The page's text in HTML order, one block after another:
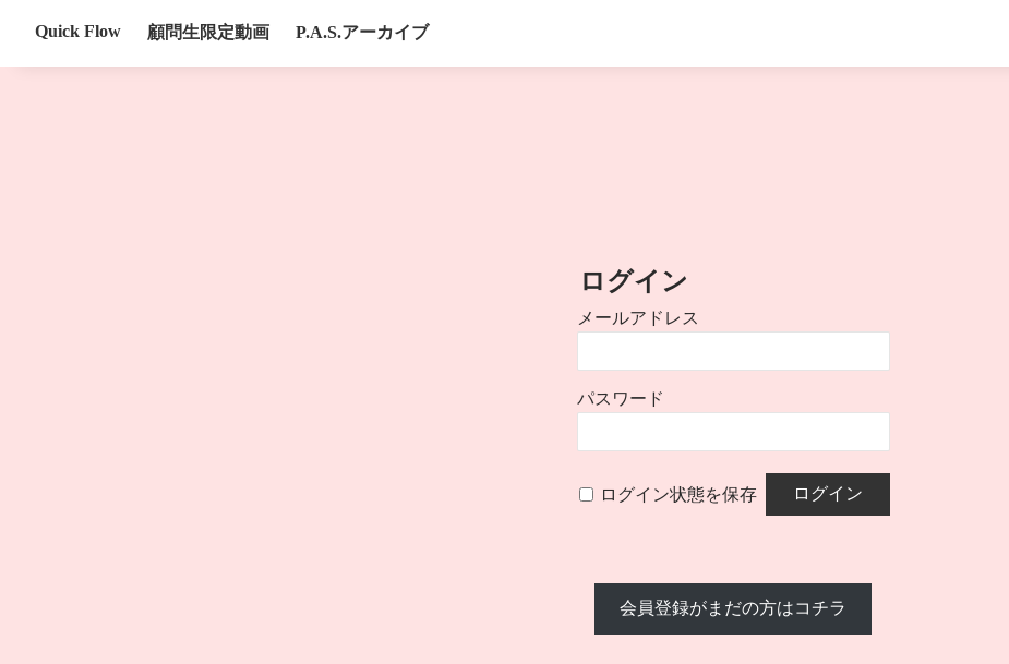
Quick Flow 顧問生限定動画 P.A.S.アーカイブ
ログイン
メールアドレス
パスワード
ログイン状態を保存
会員登録がまだの方はコチラ